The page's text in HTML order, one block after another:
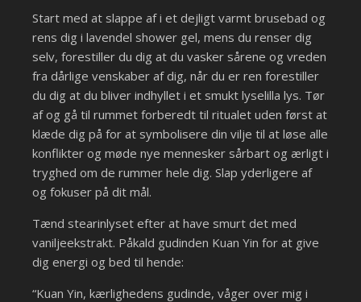
Start med at slappe af i et dejligt varmt brusebad og
rens dig i lavendel shower gel, mens du renser dig
selv, forestiller du dig at du vasker sårene og vreden
fra dårlige venskaber af dig, når du er ren forestiller
du dig at du bliver indhyllet i et smukt lyselilla lys. Tør
af og gå til rummet forberedt til ritualet uden først at
klæde dig på for at symbolisere din vilje til at løse alle
konflikter og møde nye mennesker sårbart og ærligt i
tryghed om de rummer hele dig. Slap yderligere af
og fokuser på dit mål.
Tænd stearinlyset efter at have smurt det med
vaniljeekstrakt. Påkald gudinden Kuan Yin for at give
dig energi og bed til hende:
“Kuan Yin, kærlighedens gudinde, våger over mig i